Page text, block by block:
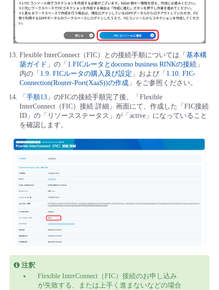
Flexible InterConnect（FIC）との接続手順については「 基本構
築ガイド 」の「 1.FICルータとdocomo business RINKの接続 」
内の「 1.9. FICルータの購入及び設定 」および「 1.10. FIC-
Connection(Router-Port(XaaS))の作成 」をご参照ください。
「 手順13 」のFICの接続手順完了後、「Flexible
InterConnect（FIC）接続 詳細」画面にて、作成した「FIC接続
ID」の「リソースステータス」が「active」になっていること
を確認します。
注釈
Flexible InterConnect（FIC）接続のお申し込み
が失敗する、または上手く進まないなどの場合